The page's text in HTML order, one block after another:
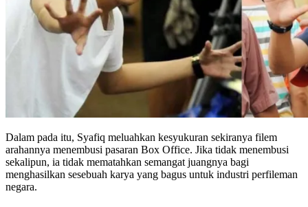
Dalam pada itu, Syafiq meluahkan kesyukuran sekiranya filem
arahannya menembusi pasaran Box Office. Jika tidak menembusi
sekalipun, ia tidak mematahkan semangat juangnya bagi
menghasilkan sesebuah karya yang bagus untuk industri perfileman
negara.